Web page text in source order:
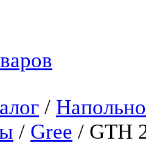
/
/ Gree / GTH